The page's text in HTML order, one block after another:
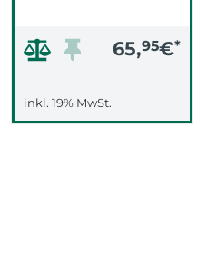
65,95€*
inkl. 19% MwSt.